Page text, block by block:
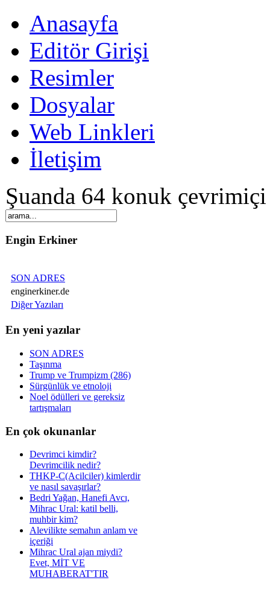
Anasayfa
Editör Girişi
Resimler
Dosyalar
Web Linkleri
İletişim
Şuanda 64 konuk çevrimiçi
Engin Erkiner
SON ADRES
enginerkiner.de
Diğer Yazıları
En yeni yazılar
SON ADRES
Taşınma
Trump ve Trumpizm (286)
Sürgünlük ve etnoloji
Noel ödülleri ve gereksiz
tartışmaları
En çok okunanlar
Devrimci kimdir?
Devrimcilik nedir?
THKP-C(Acilciler) kimlerdir
ve nasıl savaşırlar?
Bedri Yağan, Hanefi Avcı,
Mihrac Ural: katil belli,
muhbir kim?
Alevilikte semahın anlam ve
içeriği
Mihrac Ural ajan miydi?
Evet, MİT VE
MUHABERAT'TIR